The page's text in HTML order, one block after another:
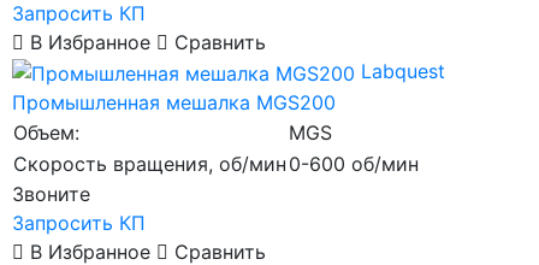
Запросить КП
В Избранное
Сравнить
Labquest
Промышленная мешалка MGS200
Объем:
MGS
Скорость вращения, об/мин 0-600 об/мин
Звоните
Запросить КП
В Избранное
Сравнить